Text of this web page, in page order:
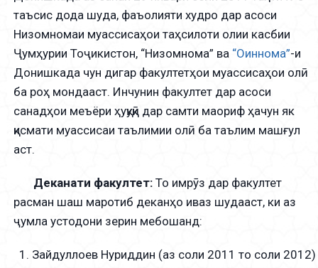
таъсис дода шуда, фаъолияти худро дар асоси
Низомномаи муассисаҳои таҳсилоти олии касбии
Ҷумҳурии Тоҷикистон, “Низомнома” ва “Оиннома”-и
Донишкада чун дигар факултетҳои муассисаҳои олӣ
ба роҳ мондааст. Инчунин факултет дар асоси
санадҳои меъёри ҳуқуқӣ дар самти маориф ҳачун як
қисмати муассисаи таълимии олӣ ба таълим машғул
аст.
Деканати факултет: То имрӯз дар факултет
расман шаш маротиб деканҳо иваз шудааст, ки аз
ҷумла устодони зерин мебошанд:
Зайдуллоев Нуриддин (аз соли 2011 то соли 2012)